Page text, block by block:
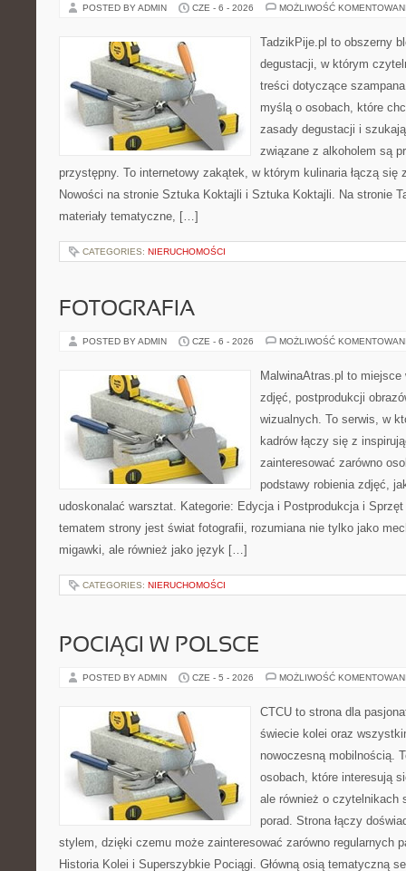
POSTED BY ADMIN CZE - 6 - 2026 MOŻLIWOŚĆ
TadzikPije.pl to obszerny
degustacji, w którym
treści dotyczące
myślą o osobach, które
zasady degustacji i
związane z alkoholem są
przystępny. To internetowy zakątek, w którym kulinaria łączą się
Nowości na stronie Sztuka Koktajli i Sztuka Koktajli. Na stronie
materiały tematyczne, […]
CATEGORIES: NIERUCHOMOŚCI
FOTOGRAFIA
POSTED BY ADMIN CZE - 6 - 2026 MOŻLIWOŚĆ
MalwinaAtras.pl to
zdjęć, postprodukcji
wizualnych. To serwis, w
kadrów łączy się z
zainteresować zarówno
podstawy robienia zdjęć,
udoskonalać warsztat. Kategorie: Edycja i Postprodukcja i Sprzęt
tematem strony jest świat fotografii, rozumiana nie tylko jako
migawki, ale również jako język […]
CATEGORIES: NIERUCHOMOŚCI
POCIĄGI W POLSCE
POSTED BY ADMIN CZE - 5 - 2026 MOŻLIWOŚĆ
CTCU to strona dla
świecie kolei oraz
nowoczesną mobilnością.
osobach, które interesują
ale również o czytelnikach
porad. Strona łączy
stylem, dzięki czemu może zainteresować zarówno regularnych
Historia Kolei i Superszybkie Pociągi. Główną osią tematyczną